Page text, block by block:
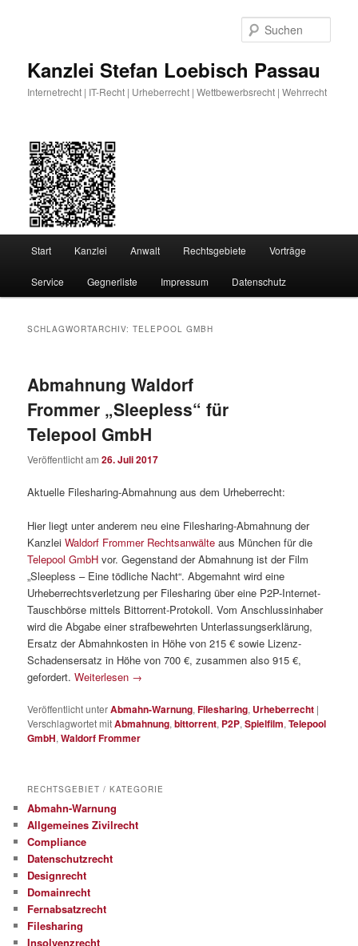
Kanzlei Stefan Loebisch Passau
Internetrecht | IT-Recht | Urheberrecht | Wettbewerbsrecht | Wehrrecht
Start Kanzlei Anwalt Rechtsgebiete Vorträge
Service Gegnerliste Impressum Datenschutz
SCHLAGWORTARCHIV:TELEPOOL GMBH
Abmahnung Waldorf
Frommer „Sleepless“ für
Telepool GmbH
Veröffentlicht am26. Juli 2017
Aktuelle Filesharing-Abmahnung aus dem Urheberrecht:
Hier liegt unter anderem neu eine Filesharing-Abmahnung der
KanzleiWaldorf Frommer Rechtsanwälte aus München für die
Telepool GmbH vor. Gegenstand der Abmahnung ist der Film
„Sleepless – Eine tödliche Nacht“. Abgemahnt wird eine
Urheberrechtsverletzung per Filesharing über eine P2P-Internet-
Tauschbörse mittels Bittorrent-Protokoll. Vom Anschlussinhaber
wird die Abgabe einer strafbewehrten Unterlassungserklärung,
Ersatz der Abmahnkosten in Höhe von 215 € sowie Lizenz-
Schadensersatz in Höhe von 700 €, zusammen also 915 €,
gefordert.Weiterlesen →
Veröffentlicht unterAbmahn-Warnung,Filesharing, Urheberrecht |
Verschlagwortet mitAbmahnung,bittorrent, P2P,Spielfilm,Telepool
GmbH,Waldorf Frommer
RECHTSGEBIET / KATEGORIE
Abmahn-Warnung
Allgemeines Zivilrecht
Compliance
Datenschutzrecht
Designrecht
Domainrecht
Fernabsatzrecht
Filesharing
Insolvenzrecht